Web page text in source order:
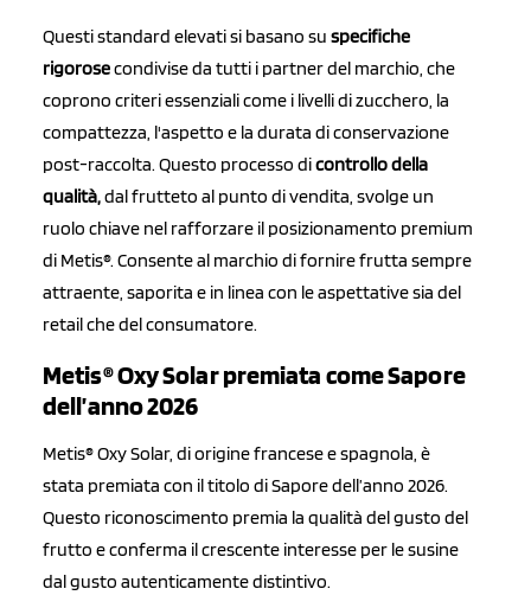
Questi standard elevati si basano su specifiche
rigorosecondivise da tutti i partner del marchio, che
coprono criteri essenziali come i livelli di zucchero, la
compattezza, l'aspetto e la durata di conservazione
post-raccolta. Questo processo dicontrollo della
qualità,dal frutteto al punto di vendita, svolge un
ruolo chiave nel rafforzare il posizionamento premium
di Metis®. Consente al marchio di fornire frutta sempre
attraente, saporita e in linea con le aspettative sia del
retail che del consumatore.
Metis® Oxy Solar premiata come Sapore
dell’anno 2026
Metis® Oxy Solar, di origine francese e spagnola, è
stata premiata con il titolo di Sapore dell’anno 2026.
Questo riconoscimento premia la qualità del gusto del
frutto e conferma il crescente interesse per le susine
dal gusto autenticamente distintivo.